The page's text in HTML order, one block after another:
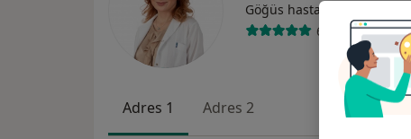
Göğüs hastalıkları
63 görüş
Adres 1 Adres 2